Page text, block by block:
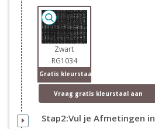
Zwart
RG1034
Gratis kleurstaal
Vraag gratis kleurstaal aan
Stap2:Vul je Afmetingen in